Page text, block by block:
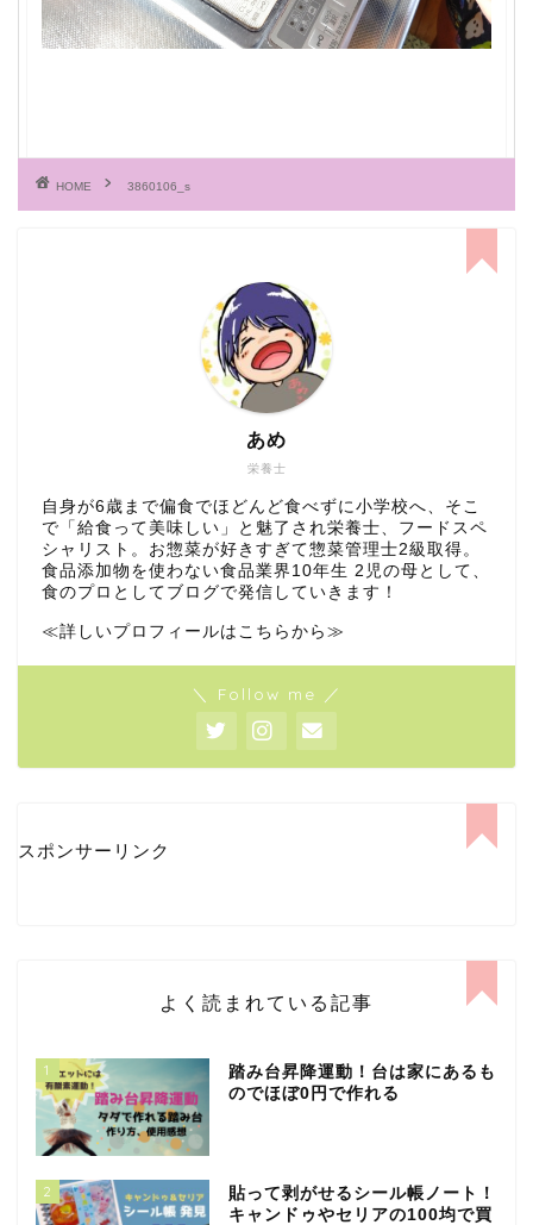
HOME 3860106_s
栄養士
あめ
自身が6歳まで偏食でほどんど食べずに小学校へ、そこ
で「給食って美味しい」と魅了され栄養士、フードスペ
シャリスト。お惣菜が好きすぎて惣菜管理士2級取得。
食品添加物を使わない食品業界10年生 2児の母として、
食のプロとしてブログで発信していきます！
≪詳しいプロフィールはこちらから≫
＼ Follow me ／
スポンサーリンク
よく読まれている記事
1
踏み台昇降運動！台は家にあるも
のでほぼ0円で作れる
2
貼って剥がせるシール帳ノート！
キャンドゥやセリアの100均で買